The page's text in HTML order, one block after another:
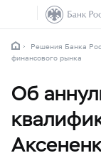
Решения Банка
финансового рынка
Об